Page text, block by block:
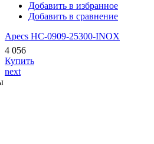
Добавить в избранное
Добавить в сравнение
Apecs HC-0909-25300-INOX
4 056
Купить
next